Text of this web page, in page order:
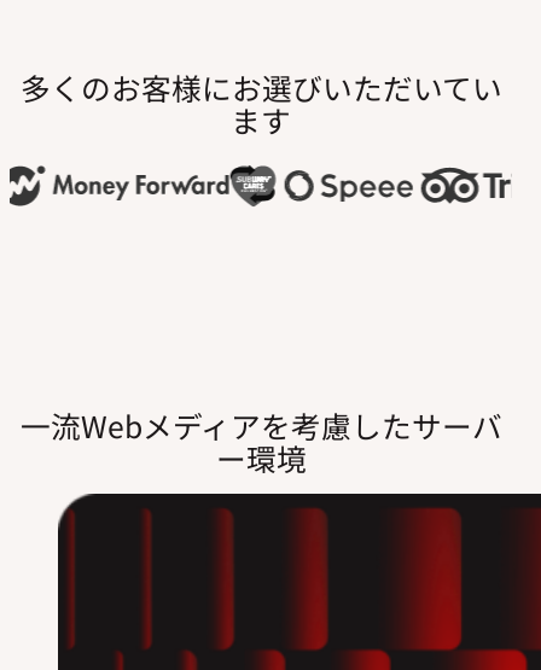
多くのお客様にお選びいただいてい
ます
一流Webメディアを考慮したサーバ
ー環境